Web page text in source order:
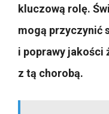
kluczową rolę.
mogą przyczynić
i poprawy jakości
z tą chorobą.